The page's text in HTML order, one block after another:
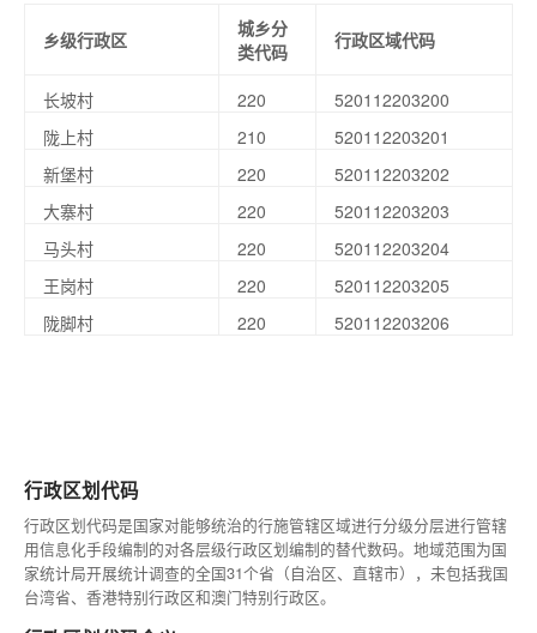
乡级行政区
城乡分
类代码
行政区域代码
长坡村 220
520112203200
陇上村
210
520112203201
新堡村
220
520112203202
大寨村
220
520112203203
马头村
220
520112203204
王岗村
220
520112203205
陇脚村
220 520112203206
行政区划代码
行政区划代码是国家对能够统治的行施管辖区域进行分级分层进行管辖
用信息化手段编制的对各层级行政区划编制的替代数码。地域范围为国
家统计局开展统计调查的全国31个省（自治区、直辖市），未包括我国
台湾省、香港特别行政区和澳门特别行政区。